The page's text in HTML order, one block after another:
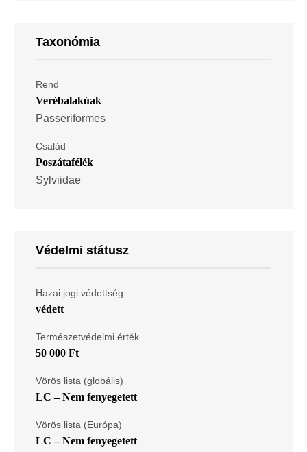
Taxonómia
Rend
Verébalakúak
Passeriformes
Család
Poszátafélék
Sylviidae
Védelmi státusz
Hazai jogi védettség
védett
Természetvédelmi érték
50 000 Ft
Vörös lista (globális)
LC – Nem fenyegetett
Vörös lista (Európa)
LC – Nem fenyegetett